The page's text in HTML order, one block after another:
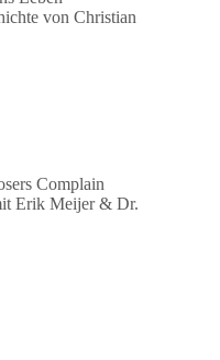
von Christian
Complain
Erik Meijer & Dr.